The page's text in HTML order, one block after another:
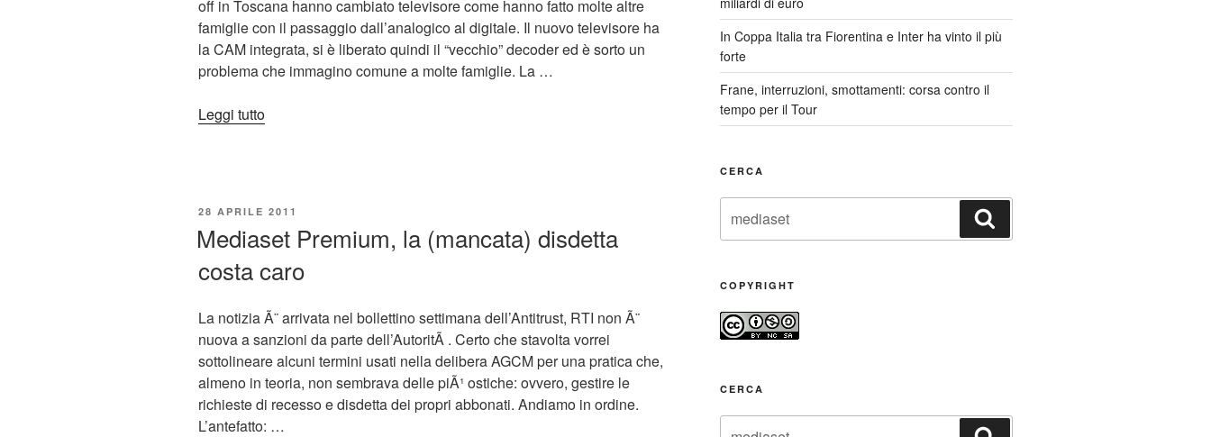
off in Toscana hanno cambiato televisore come hanno fatto molte altre
famiglie con il passaggio dall’analogico al digitale. Il nuovo televisore ha
la CAM integrata, si è liberato quindi il “vecchio” decoder ed è sorto un
problema che immagino comune a molte famiglie. La …
Leggi tutto“Mediaset
personam
per
il
secondo
abbonamento”
PUBBLICATO
28 APRILE 2011
Mediaset Premium, la (mancata) disdetta
costa caro
La notizia Ã¨ arrivata nel bollettino settimana dell’Antitrust, RTI non Ã¨
nuova a sanzioni da parte dell’AutoritÃ . Certo che stavolta vorrei
sottolineare alcuni termini usati nella delibera AGCM per una pratica che,
almeno in teoria, non sembrava delle piÃ¹ ostiche: ovvero, gestire le
richieste di recesso e disdetta dei propri abbonati. Andiamo in ordine.
L’antefatto: …
In Coppa Italia tra Fiorentina e Inter ha vinto il più
forte
Frane, interruzioni, smottamenti: corsa contro il
tempo per il Tour
CERCA
COPYRIGHT
CERCA